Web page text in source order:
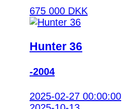
675 000 DKK
Hunter 36
-2004
2025-02-27 00:00:00